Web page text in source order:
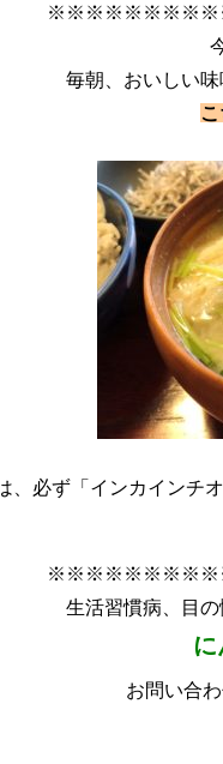
毎朝、おいしい
、必ず「インカインチ
生活習慣病、目
お問い合